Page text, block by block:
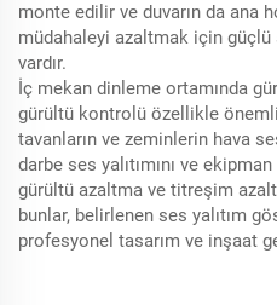
monte edilir ve duvarın da ana
müdahaleyi azaltmak için
vardır.
İç mekan dinleme ortamında
gürültü kontrolü özellikle
tavanların ve zeminlerin hava
darbe ses yalıtımını ve
gürültü azaltma ve titreşim
bunlar, belirlenen ses yalıtım
profesyonel tasarım ve inşaat